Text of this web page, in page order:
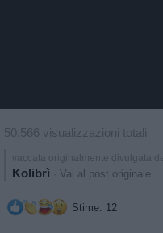
50.566 visualizzazioni totali
vaccata originalmente divulgata da:
Kolibrì Vai al post originale
Stime: 12